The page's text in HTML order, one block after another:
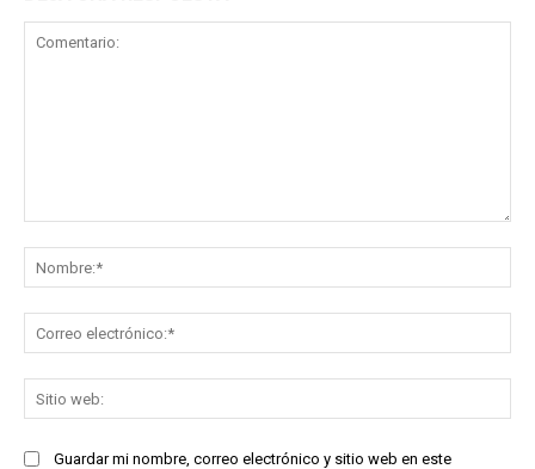
Guardar mi nombre, correo electrónico y sitio web en este